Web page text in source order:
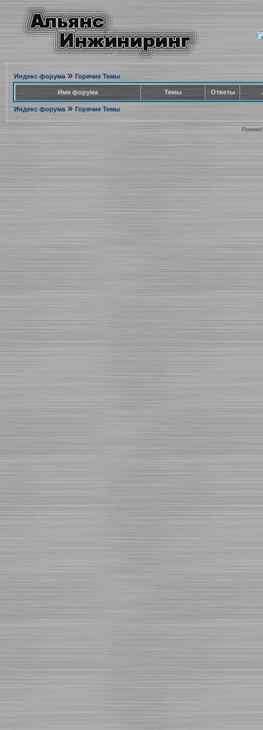
Индекс форума» Горячие Темы
Имя форума Темы Ответы
Индекс форума» Горячие Темы